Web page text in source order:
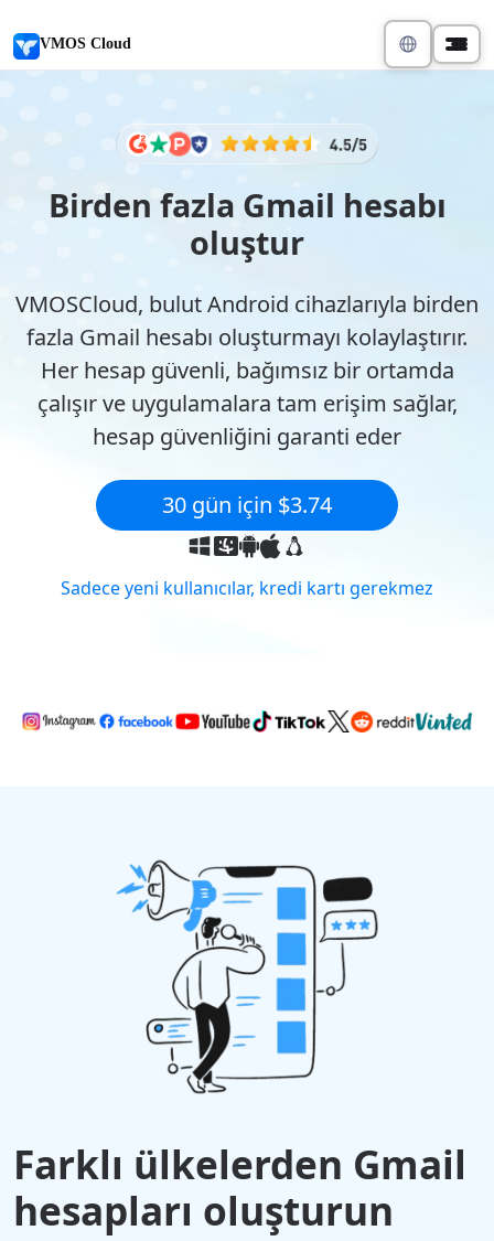
VMOS Cloud
Birden fazla Gmail hesabı
oluştur
VMOSCloud, bulut Android cihazlarıyla birden
fazla Gmail hesabı oluşturmayı kolaylaştırır.
Her hesap güvenli, bağımsız bir ortamda
çalışır ve uygulamalara tam erişim sağlar,
hesap güvenliğini garanti eder
30 gün için $3.74
Sadece yeni kullanıcılar, kredi kartı gerekmez
Farklı ülkelerden Gmail
hesapları oluşturun